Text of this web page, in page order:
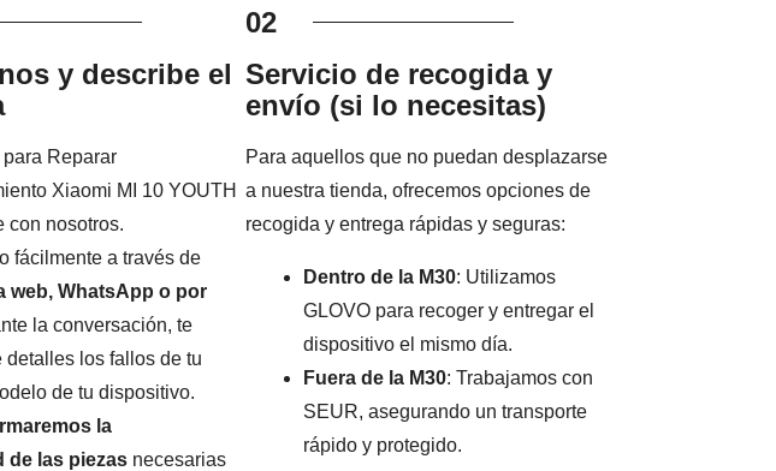
y describe el
Reparar
Xiaomi MI 10 YOUTH
con nosotros.
fácilmente a través de
web, WhatsApp o por
la conversación, te
detalles los fallos de tu
de tu dispositivo.
la
de las piezasnecesarias
02
Servicio de recogida y
envío (si lo necesitas)
Para aquellos que no puedan desplazarse
a nuestra tienda, ofrecemos opciones de
recogida y entrega rápidas y seguras:
Dentro de la M30: Utilizamos
GLOVO para recoger y entregar el
dispositivo el mismo día.
Fuera de la M30: Trabajamos con
SEUR, asegurando un transporte
rápido y protegido.